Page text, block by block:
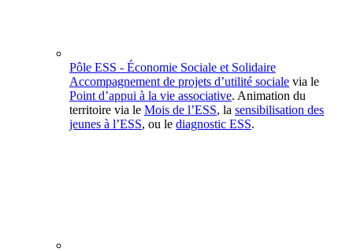
Pôle ESS - Économie Sociale et Solidaire
Accompagnement de projets d’utilité sociale via le
Point d’appui à la vie associative. Animation du
territoire via le Mois de l’ESS, la sensibilisation des
jeunes à l’ESS, ou le diagnostic ESS.